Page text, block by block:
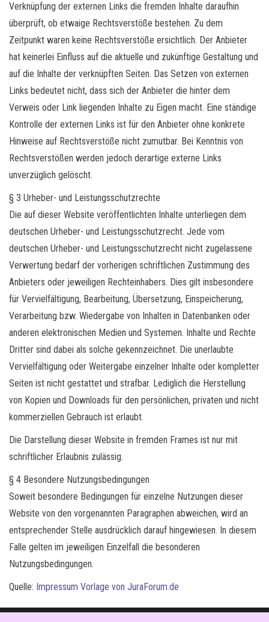
Verknüpfung der externen Links die fremden Inhalte daraufhin
überprüft, ob etwaige Rechtsverstöße bestehen. Zu dem
Zeitpunkt waren keine Rechtsverstöße ersichtlich. Der Anbieter
hat keinerlei Einfluss auf die aktuelle und zukünftige Gestaltung und
auf die Inhalte der verknüpften Seiten. Das Setzen von externen
Links bedeutet nicht, dass sich der Anbieter die hinter dem
Verweis oder Link liegenden Inhalte zu Eigen macht. Eine ständige
Kontrolle der externen Links ist für den Anbieter ohne konkrete
Hinweise auf Rechtsverstöße nicht zumutbar. Bei Kenntnis von
Rechtsverstößen werden jedoch derartige externe Links
unverzüglich gelöscht.
§ 3 Urheber- und Leistungsschutzrechte
Die auf dieser Website veröffentlichten Inhalte unterliegen dem
deutschen Urheber- und Leistungsschutzrecht. Jede vom
deutschen Urheber- und Leistungsschutzrecht nicht zugelassene
Verwertung bedarf der vorherigen schriftlichen Zustimmung des
Anbieters oder jeweiligen Rechteinhabers. Dies gilt insbesondere
für Vervielfältigung, Bearbeitung, Übersetzung, Einspeicherung,
Verarbeitung bzw. Wiedergabe von Inhalten in Datenbanken oder
anderen elektronischen Medien und Systemen. Inhalte und Rechte
Dritter sind dabei als solche gekennzeichnet. Die unerlaubte
Vervielfältigung oder Weitergabe einzelner Inhalte oder kompletter
Seiten ist nicht gestattet und strafbar. Lediglich die Herstellung
von Kopien und Downloads für den persönlichen, privaten und nicht
kommerziellen Gebrauch ist erlaubt.
Die Darstellung dieser Website in fremden Frames ist nur mit
schriftlicher Erlaubnis zulässig.
§ 4 Besondere Nutzungsbedingungen
Soweit besondere Bedingungen für einzelne Nutzungen dieser
Website von den vorgenannten Paragraphen abweichen, wird an
entsprechender Stelle ausdrücklich darauf hingewiesen. In diesem
Falle gelten im jeweiligen Einzelfall die besonderen
Nutzungsbedingungen.
Quelle: Impressum Vorlage von JuraForum.de